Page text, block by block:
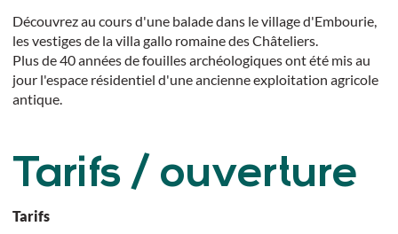
Découvrez au cours d'une balade dans le village d'Embourie,
les vestiges de la villa gallo romaine des Châteliers.
Plus de 40 années de fouilles archéologiques ont été mis au
jour l'espace résidentiel d'une ancienne exploitation agricole
antique.
Tarifs / ouverture
Tarifs